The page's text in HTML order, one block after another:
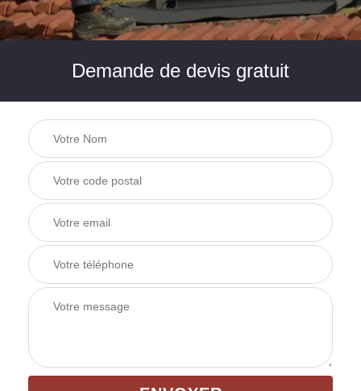
Demande de devis gratuit